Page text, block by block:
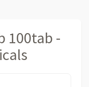
100tab -